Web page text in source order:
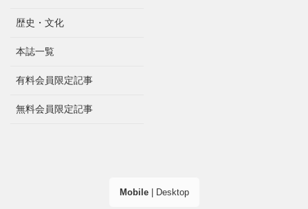
歴史・文化
本誌一覧
有料会員限定記事
無料会員限定記事
Mobile| Desktop